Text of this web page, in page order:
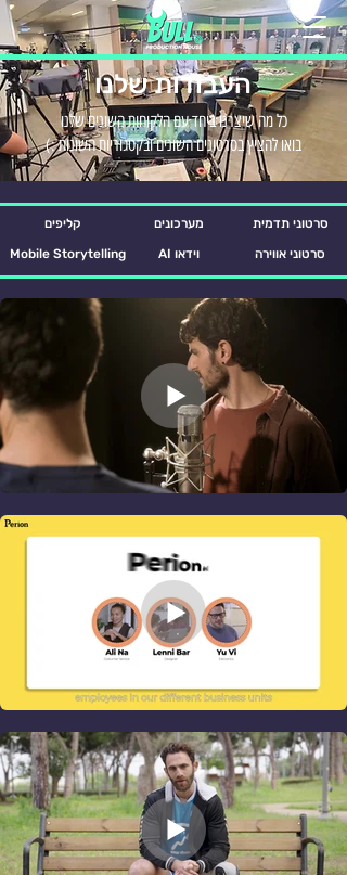
כל מה שיצרנו ביחד עם הלקוחות השונים שלנו
בואו להציץ בסרטונים השונים ובקטגוריות השונות :)
העבודות שלנו
קליפים
Mobile Storytelling
מערכונים
AI וידאו
סרטוני תדמית
סרטוני אווירה